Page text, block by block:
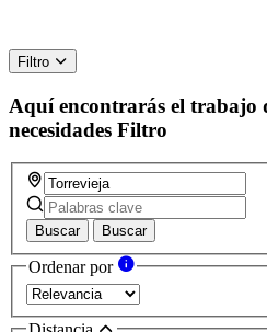
Filtro
Aquí encontrarás el trabajo
necesidades Filtro
Buscar Buscar
Ordenar por